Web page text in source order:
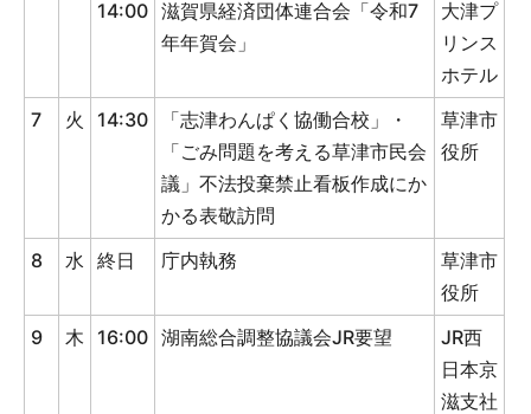
14:00 滋賀県経済団体連合会「令和7
年年賀会」
大津プ
リンス
ホテル
7
火 14:30
「志津わんぱく協働合校」・
「ごみ問題を考える草津市民会
議」不法投棄禁止看板作成にか
かる表敬訪問
草津市
役所
8 水 終日 庁内執務
草津市
役所
9
木 16:00 湖南総合調整協議会JR要望
JR西
日本京
滋支社